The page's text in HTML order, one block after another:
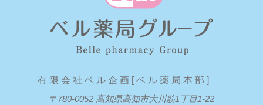
有 限 会 社 ベ ル 企 画 [ ベ ル 薬 局 本 部 ]
〒780-0052 高知県高知市大川筋1丁目1-22